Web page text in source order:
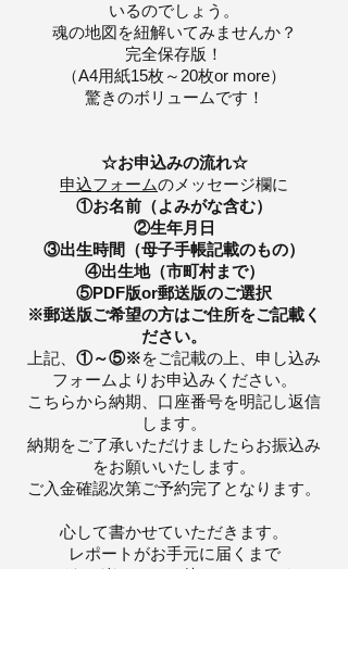
いるのでしょう。
魂の地図を紐解いてみませんか？
完全保存版！
（A4用紙15枚～20枚or more）
驚きのボリュームです！
☆お申込みの流れ☆
申込フォームのメッセージ欄に
①お名前（よみがな含む）
②生年月日
③出生時間（母子手帳記載のもの）
④出生地（市町村まで）
⑤PDF版or郵送版のご選択
※郵送版ご希望の方はご住所をご記載く
ださい。
上記、 ①～⑤※をご記載の上、申し込み
フォームよりお申込みください。
こちらから納期、口座番号を明記し返信
します。
納期をご了承いただけましたらお振込み
をお願いいたします。
ご入金確認次第ご予約完了となります。
心して書かせていただきます。
レポートがお手元に届くまで
どうぞ楽しみにお待ちください☆